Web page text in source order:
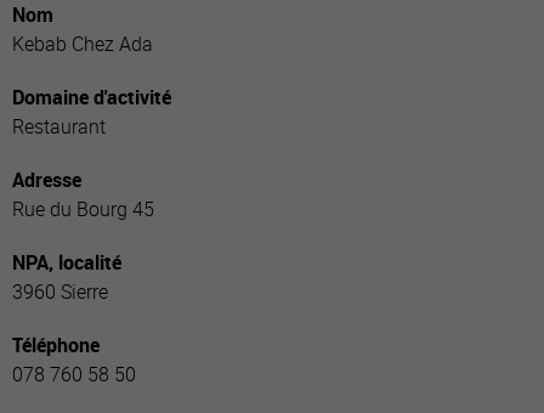
Nom
Kebab Chez Ada
Domaine d'activité
Restaurant
Adresse
Rue du Bourg 45
NPA, localité
3960 Sierre
Téléphone
078 760 58 50